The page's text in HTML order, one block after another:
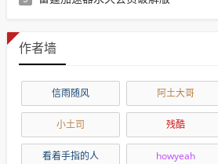
作者墙
信雨随风 阿土大哥
小土司 残酷
看着手指的人 howyeah